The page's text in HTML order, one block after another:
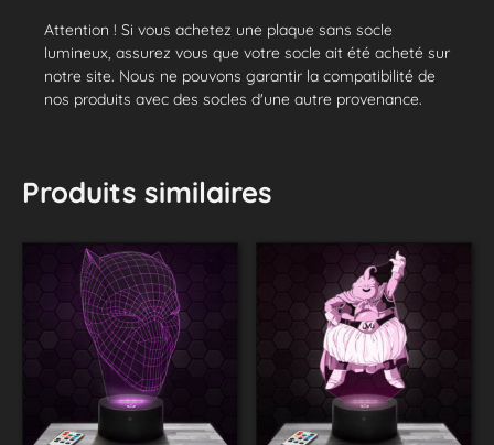
Attention ! Si vous achetez une plaque sans socle
lumineux, assurez vous que votre socle ait été acheté sur
notre site. Nous ne pouvons garantir la compatibilité de
nos produits avec des socles d'une autre provenance.
Produits similaires